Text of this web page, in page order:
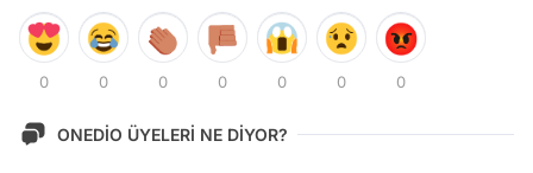
0 0 0 0 0 0 0
ONEDİO ÜYELERİ NE DİYOR?